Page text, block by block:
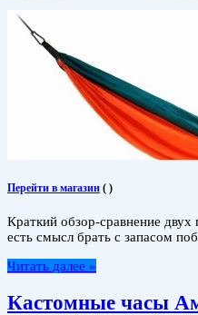
Перейти в магазин ( )
Краткий обзор-сравнение
есть смысл брать с запасом
Читать далее »
Кастомные часы